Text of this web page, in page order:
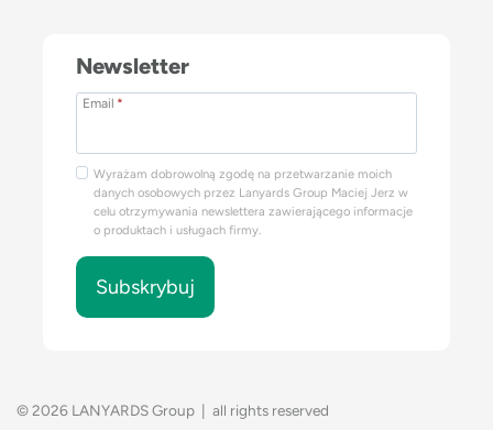
Newsletter
Email *
Wyrażam dobrowolną zgodę na przetwarzanie moich
danych osobowych przez Lanyards Group Maciej Jerz w
celu otrzymywania newslettera zawierającego informacje
o produktach i usługach firmy.
Subskrybuj
© 2026 LANYARDS Group | all rights reserved